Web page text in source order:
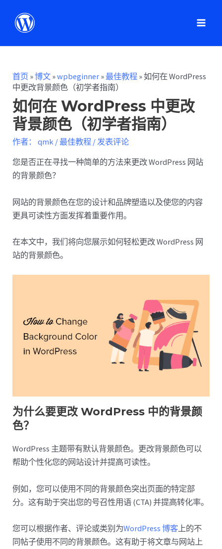
首页 »博文 »wpbeginner »最佳教程 »如何在 WordPress
中更改背景颜色（初学者指南）
如何在 WordPress 中更改
背景颜色（初学者指南）
作者： qmk /最佳教程 /发表评论
您是否正在寻找一种简单的方法来更改 WordPress 网站
的背景颜色？
网站的背景颜色在您的设计和品牌塑造以及使您的内容
更具可读性方面发挥着重要作用。
在本文中，我们将向您展示如何轻松更改 WordPress 网
站的背景颜色。
为什么要更改 WordPress 中的背景颜
色？
WordPress 主题带有默认背景颜色。更改背景颜色可以
帮助个性化您的网站设计并提高可读性。
例如，您可以使用不同的背景颜色突出页面的特定部
分。这有助于突出您的号召性用语 (CTA) 并提高转化率。
您可以根据作者、评论或类别为WordPress 博客 上的不
同帖子使用不同的背景颜色。这有助于将文章与网站上